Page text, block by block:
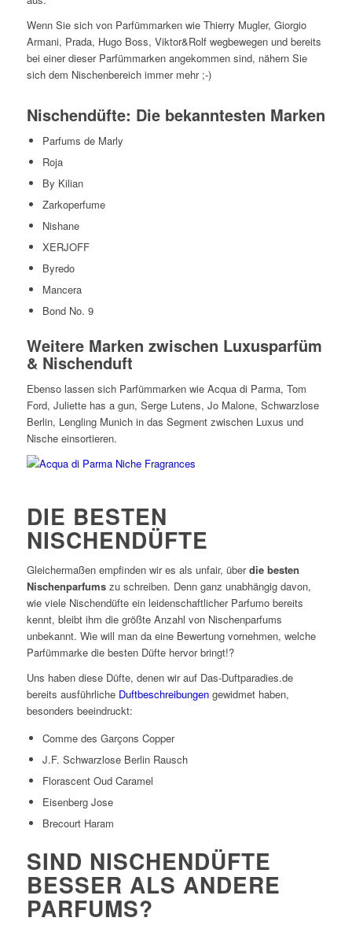
Wenn Sie sich von Parfümmarken wie Thierry Mugler, Giorgio
Armani, Prada, Hugo Boss, Viktor&Rolf wegbewegen und bereits
bei einer dieser Parfümmarken angekommen sind, nähern Sie
sich dem Nischenbereich immer mehr ;-)
Nischendüfte: Die bekanntesten Marken
Parfums de Marly
Roja
By Kilian
Zarkoperfume
Nishane
XERJOFF
Byredo
Mancera
Bond No. 9
Weitere Marken zwischen Luxusparfüm
& Nischenduft
Ebenso lassen sich Parfümmarken wie Acqua di Parma, Tom
Ford, Juliette has a gun, Serge Lutens, Jo Malone, Schwarzlose
Berlin, Lengling Munich in das Segment zwischen Luxus und
Nische einsortieren.
DIE BESTEN
NISCHENDÜFTE
Gleichermaßen empfinden wir es als unfair, überdie besten
Nischenparfumszu schreiben. Denn ganz unabhängig davon,
wie viele Nischendüfte ein leidenschaftlicher Parfumo bereits
kennt, bleibt ihm die größte Anzahl von Nischenparfums
unbekannt. Wie will man da eine Bewertung vornehmen, welche
Parfümmarke die besten Düfte hervor bringt!?
Uns haben diese Düfte, denen wir auf Das-Duftparadies.de
bereits ausführliche Duftbeschreibungengewidmet haben,
besonders beeindruckt:
Comme des Garçons Copper
J.F. Schwarzlose Berlin Rausch
Florascent Oud Caramel
Eisenberg Jose
Brecourt Haram
SIND NISCHENDÜFTE
BESSER ALS ANDERE
PARFUMS?